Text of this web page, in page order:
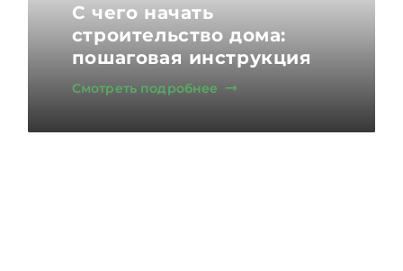
С чего начать
строительство дома:
пошаговая инструкция
Смотреть подробнее